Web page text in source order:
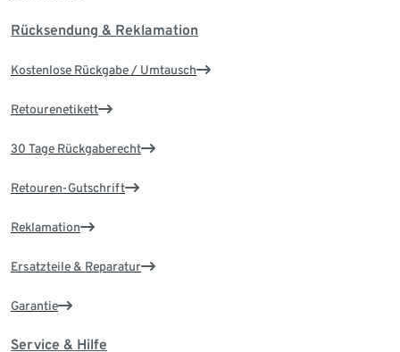
Rücksendung & Reklamation
Kostenlose Rückgabe / Umtausch
Retourenetikett
30 Tage Rückgaberecht
Retouren-Gutschrift
Reklamation
Ersatzteile & Reparatur
Garantie
Service & Hilfe